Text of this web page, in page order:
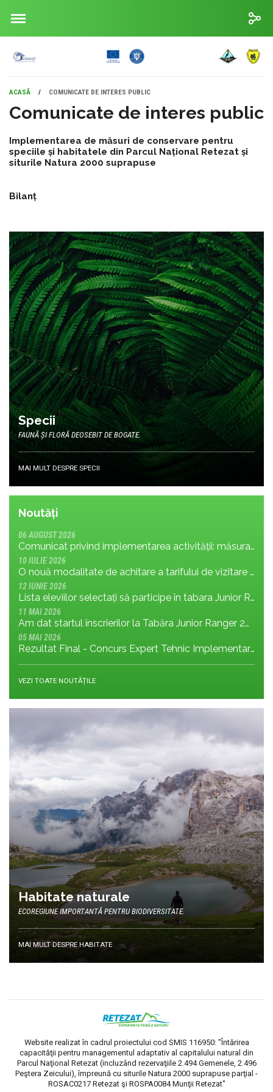
ACASĂ / COMUNICATE DE INTERES PUBLIC
Comunicate de interes public
Implementarea de măsuri de conservare pentru
speciile și habitatele din Parcul Național Retezat și
siturile Natura 2000 suprapuse
Bilanț
Specii
FAUNĂ ȘI FLORĂ DEOSEBIT DE BOGATE.
MAI MULT DESPRE SPECII
Noutăți
06 AUGUST 2026
Comunicat privind implementarea activității: măsura MR.8.1.4 din planul de management; cu privire la tronsonul de drum cuprins între Baraj Gura Apelor și Cabana Rotunda
10 IULIE 2026
O nouă modalitate de achitare a tarifului de vizitare în Parcul Național Retezat
12 IUNIE 2026
Lista eleviilor selectați să participe în tabara Junior Ranger 2026
11 MAI 2026
Am dat startul înscrierilor la Tabăra Junior Ranger 2026 – Oameni conectați prin natură – tineri și comunități pentru viitorul Parcului Național Retezat
05 MAI 2026
Rezultat Final - Concurs Expert Tehnic Implementare 3 05.05.2026
VEZI TOATE NOUTĂȚILE
Habitate naturale
ECOREGIUNE IMPORTANTĂ PENTRU BIODIVERSITATE.
MAI MULT DESPRE HABITATE
Website realizat în cadrul proiectului cod SMIS 116950: "Întărirea
capacităţii pentru managementul adaptativ al capitalului natural din
Parcul Naţional Retezat (incluzând rezervaţiile 2.494 Gemenele, 2.496
Peştera Zeicului), împreună cu siturile Natura 2000 suprapuse parţial -
ROSAC0217 Retezat şi ROSPA0084 Munţii Retezat"